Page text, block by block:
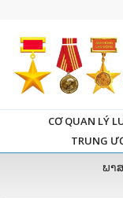
CƠ QUAN LÝ
TRUNG
ພາ